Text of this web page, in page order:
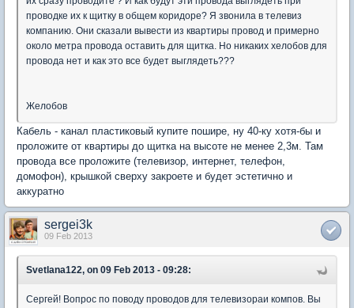
проводке их к щитку в общем коридоре? Я звонила в телевиз
компанию. Они сказали вывести из квартиры провод и примерно
около метра провода оставить для щитка. Но никаких хелобов для
провода нет и как это все будет выглядеть???
Желобов
Кабель - канал пластиковый купите пошире, ну 40-ку хотя-бы и
проложите от квартиры до щитка на высоте не менее 2,3м. Там
провода все проложите (телевизор, интернет, телефон,
домофон), крышкой сверху закроете и будет эстетично и
аккуратно
sergei3k
09 Feb 2013
Svetlana122, on 09 Feb 2013 - 09:28:
Сергей! Вопрос по поводу проводов для телевизораи компов. Вы